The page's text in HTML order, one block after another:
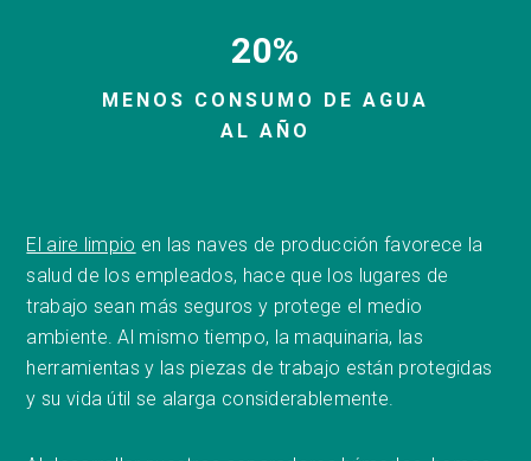
20%
MENOS CONSUMO DE AGUA
AL AÑO
El aire limpio en las naves de producción favorece la
salud de los empleados, hace que los lugares de
trabajo sean más seguros y protege el medio
ambiente. Al mismo tiempo, la maquinaria, las
herramientas y las piezas de trabajo están protegidas
y su vida útil se alarga considerablemente.